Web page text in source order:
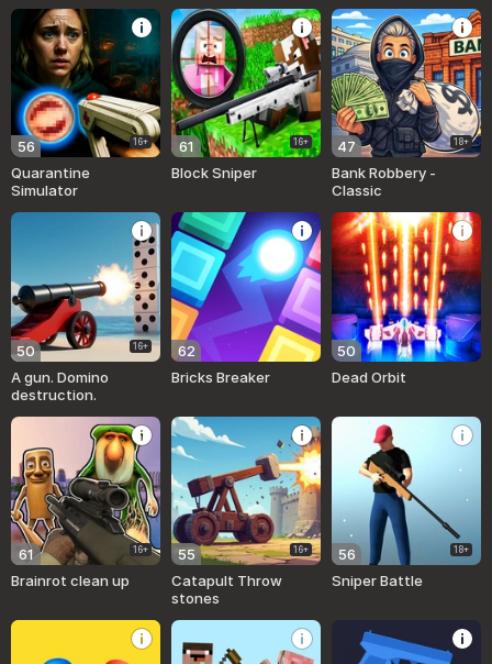
56 16+
Quarantine
Simulator
61 16+
Block Sniper
47 18+
Bank Robbery -
Classic
50 16+
A gun. Domino
destruction.
62
Bricks Breaker
50
Dead Orbit
61 16+
Brainrot clean up
55 16+
Catapult Throw
stones
56 18+
Sniper Battle